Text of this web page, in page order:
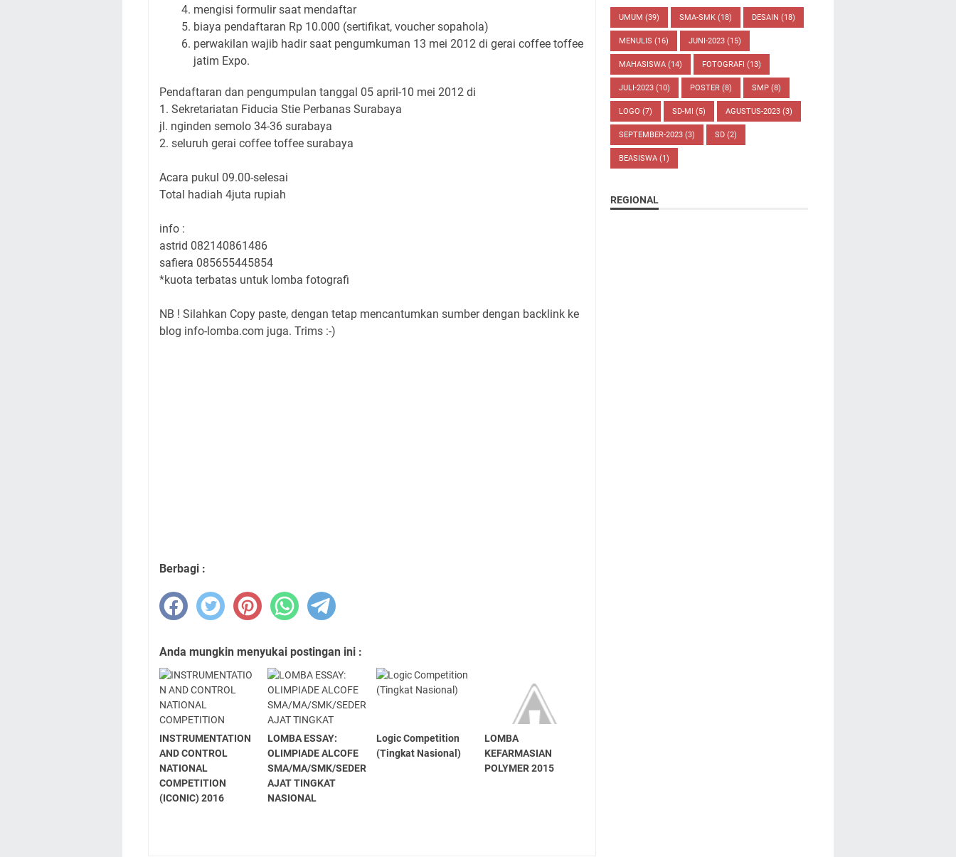
mengisi formulir saat mendaftar
biaya pendaftaran Rp 10.000 (sertifikat, voucher sopahola)
perwakilan wajib hadir saat pengumkuman 13 mei 2012 di gerai coffee toffee
jatim Expo.
Pendaftaran dan pengumpulan tanggal 05 april-10 mei 2012 di
1. Sekretariatan Fiducia Stie Perbanas Surabaya
jl. nginden semolo 34-36 surabaya
2. seluruh gerai coffee toffee surabaya
Acara pukul 09.00-selesai
Total hadiah 4juta rupiah
info :
astrid 082140861486
safiera 085655445854
*kuota terbatas untuk lomba fotografi
NB ! Silahkan Copy paste, dengan tetap mencantumkan sumber dengan backlink ke
blog info-lomba.com juga. Trims :-)
Berbagi :
Anda mungkin menyukai postingan ini :
INSTRUMENTATION
AND CONTROL
NATIONAL
COMPETITION
(ICONIC) 2016
LOMBA ESSAY:
OLIMPIADE ALCOFE
SMA/MA/SMK/SEDER
AJAT TINGKAT
NASIONAL
Logic Competition
(Tingkat Nasional)
LOMBA
KEFARMASIAN
POLYMER 2015
UMUM (39) SMA-SMK (18) DESAIN (18)
MENULIS (16) JUNI-2023 (15)
MAHASISWA (14) FOTOGRAFI (13)
JULI-2023 (10) POSTER (8) SMP (8)
LOGO (7) SD-MI (5) AGUSTUS-2023 (3)
SEPTEMBER-2023 (3) SD (2)
BEASISWA (1)
REGIONAL